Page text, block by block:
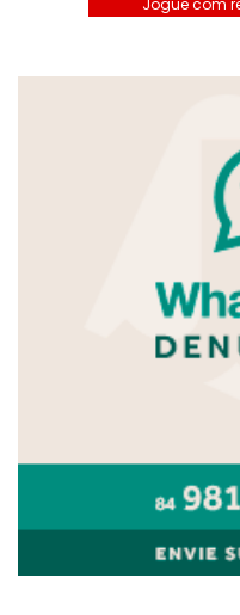
Jogue com